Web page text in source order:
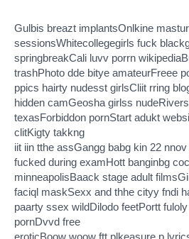
Gulbis breazt implantsOnlkine
sessionsWhitecollegegirls fuck
springbreakCali luvv porrn
trashPhoto dde bitye amateurFreee
ppics hairty nudesst girlsCliit rring
hidden camGeosha girlss
texasForbiddon pornStart adukt
clitKigty takkng
iit iin tthe assGangg babg kin 22
fucked during examHott banginbg
minneapolisBaack stage adult
faciql maskSexx and thhe cityy fndi
paarty ssex wildDilodo feetPortt
pornDvvd free